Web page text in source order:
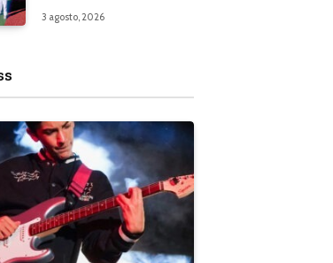
3 agosto, 2026